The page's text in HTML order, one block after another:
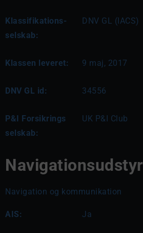
Klassifikations-
selskab:
DNV GL (IACS)
Klassen leveret: 9 maj, 2017
DNV GL id: 34556
P&I Forsikrings
selskab:
UK P&I Club
Navigationsudstyr
Navigation og kommunikation
AIS: Ja